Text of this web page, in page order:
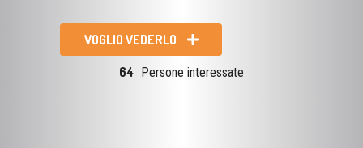
VOGLIO VEDERLO
64 Persone interessate